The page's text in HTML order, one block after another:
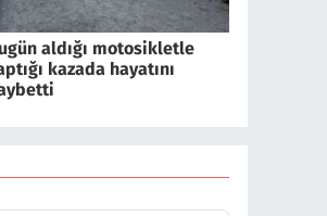
aldığı motosikletle
kazada hayatını